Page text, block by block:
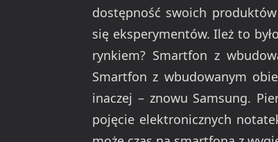
dostępność swoich
się eksperymentów. Ileż to
rynkiem? Smartfon z
Smartfon z wbudowanym
inaczej – znowu Samsung.
pojęcie elektronicznych